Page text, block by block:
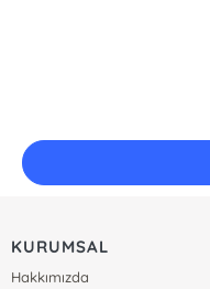
KURUMSAL
Hakkımızda